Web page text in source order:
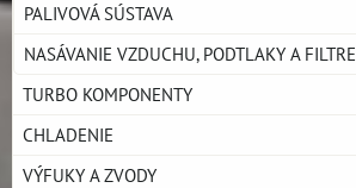
PALIVOVÁ SÚSTAVA
NASÁVANIE VZDUCHU, PODTLAKY A FILTRE
TURBO KOMPONENTY
CHLADENIE
VÝFUKY A ZVODY